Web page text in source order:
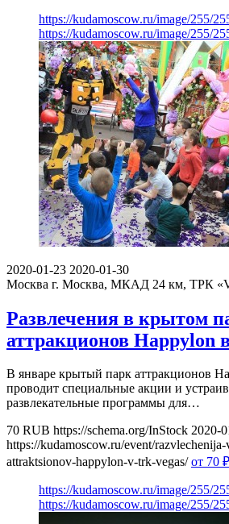
https://kudamoscow.ru/image/255/
https://kudamoscow.ru/image/255/
2020-01-23 2020-01-30
Москва г. Москва, МКАД 24 км, ТРК
Развлечения в крытом
аттракционов Happylon
В январе крытый парк аттракционов
проводит специальные акции и
развлекательные программы для…
70 RUB https://schema.org/InStock 2020-
https://kudamoscow.ru/event/
attraktsionov-happylon-v-trk-vegas/ от 70 ₽
https://kudamoscow.ru/image/255/
https://kudamoscow.ru/image/255/